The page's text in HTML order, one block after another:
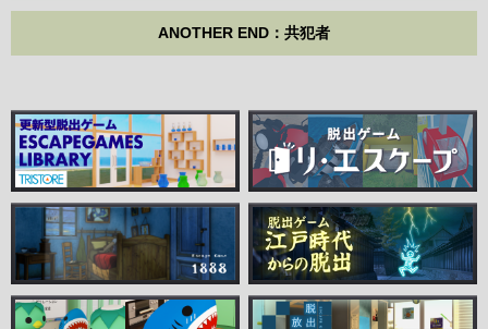
ANOTHER END：共犯者